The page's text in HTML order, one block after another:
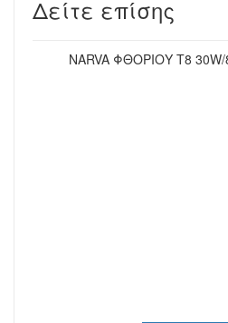
Δείτε επίσης
NARVA ΦΘΟΡΙΟΥ Τ8